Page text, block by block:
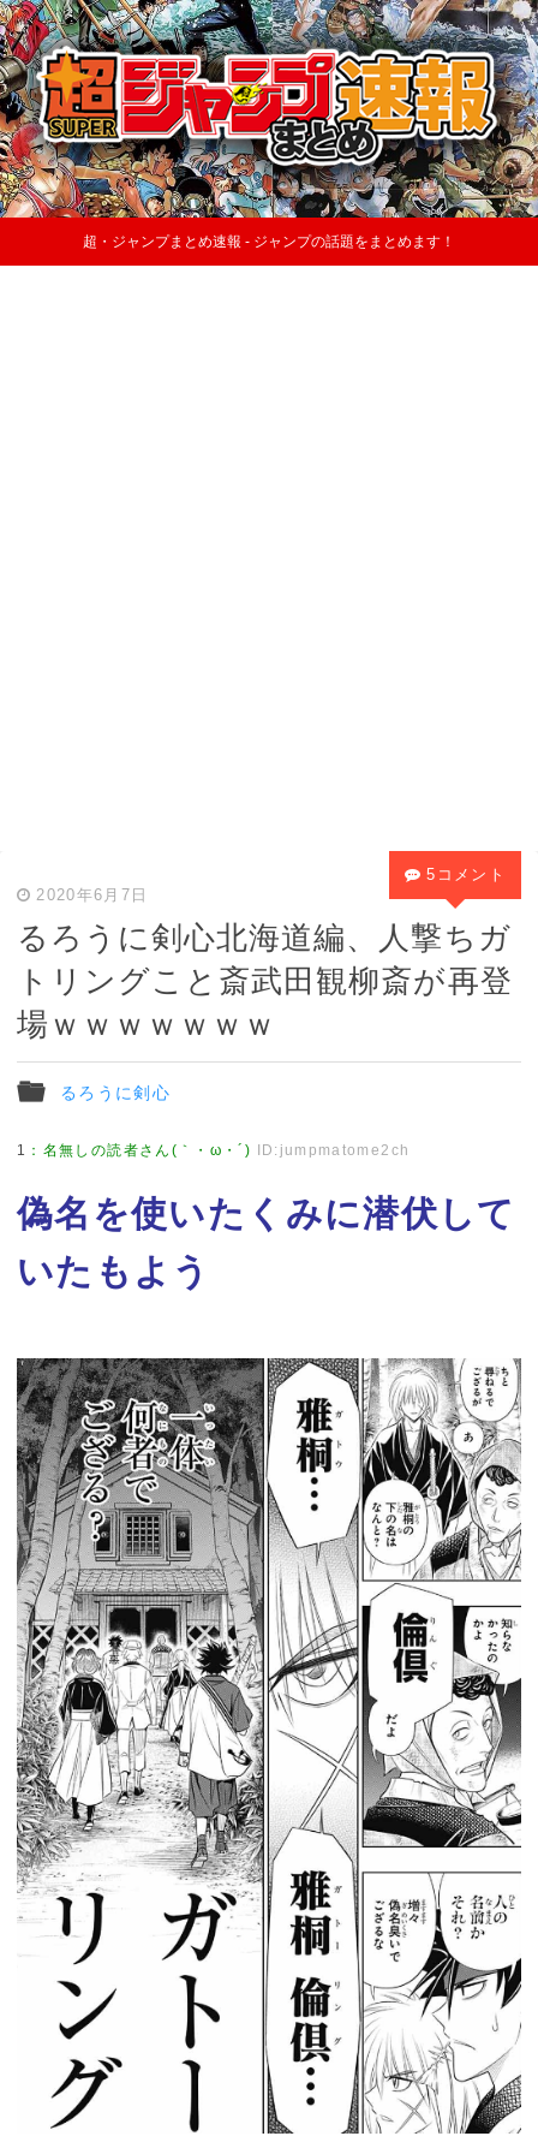
超・ジャンプまとめ速報 - ジャンプの話題をまとめます！
2020年6月7日
るろうに剣心北海道編、人撃ちガ
トリングこと斎武田観柳斎が再登
場ｗｗｗｗｗｗｗ
るろうに剣心
5コメント
1 ： 名無しの読者さん(｀・ω・´) ID:jumpmatome2ch
偽名を使いたくみに潜伏して
いたもよう